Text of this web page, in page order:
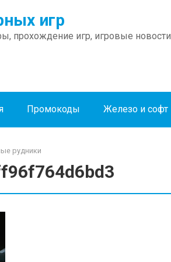
игр
прохождение игр, игровые новости
Промокоды Железо и софт
рудники